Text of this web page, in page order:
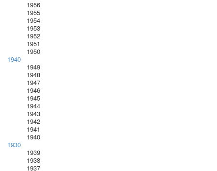
1956
1955
1954
1953
1952
1951
1950
1940
1949
1948
1947
1946
1945
1944
1943
1942
1941
1940
1930
1939
1938
1937